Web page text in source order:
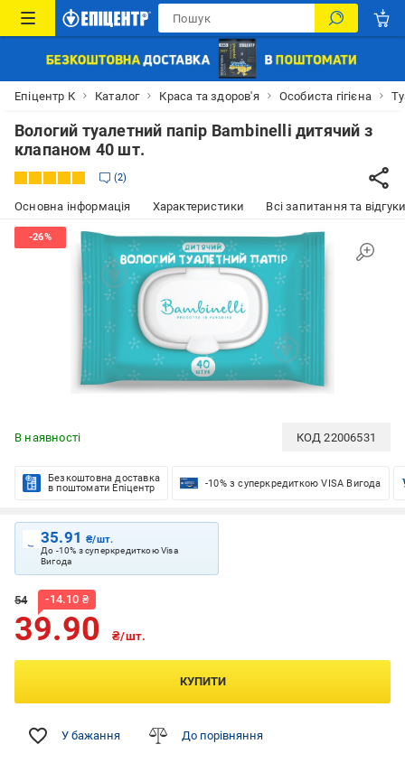
Епіцентр К Каталог Краса та здоров'я Особиста гігієна
Вологий туалетний папір Bambinelli дитячий з
клапаном 40 шт.
2
Основна інформація Характеристики Всі запитання та
В наявності КОД22006531
Безкоштовна доставка
в поштомати Епіцентр
-10% з суперкредиткою VISA Вигода
35.91₴/шт.
До -10% з суперкредиткою Visa
Вигода
54 -14.10 ₴
39.90 ₴/шт.
КУПИТИ
У бажання До порівняння